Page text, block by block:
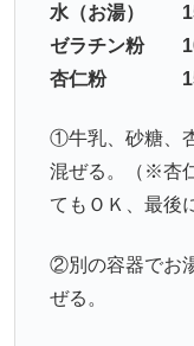
水（お湯）
ゼラチン粉
杏仁粉
①牛乳、砂糖、
混ぜる。
（※杏
てもＯＫ、最後
②別の容器でお
ぜる。